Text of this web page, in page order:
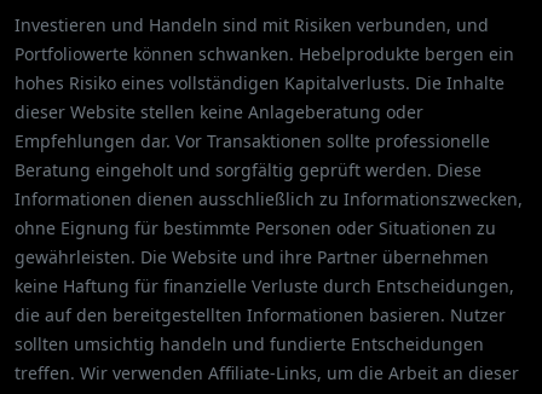
Investieren und Handeln sind mit Risiken verbunden, und
Portfoliowerte können schwanken. Hebelprodukte bergen ein
hohes Risiko eines vollständigen Kapitalverlusts. Die Inhalte
dieser Website stellen keine Anlageberatung oder
Empfehlungen dar. Vor Transaktionen sollte professionelle
Beratung eingeholt und sorgfältig geprüft werden. Diese
Informationen dienen ausschließlich zu Informationszwecken,
ohne Eignung für bestimmte Personen oder Situationen zu
gewährleisten. Die Website und ihre Partner übernehmen
keine Haftung für finanzielle Verluste durch Entscheidungen,
die auf den bereitgestellten Informationen basieren. Nutzer
sollten umsichtig handeln und fundierte Entscheidungen
treffen. Wir verwenden Affiliate-Links, um die Arbeit an dieser